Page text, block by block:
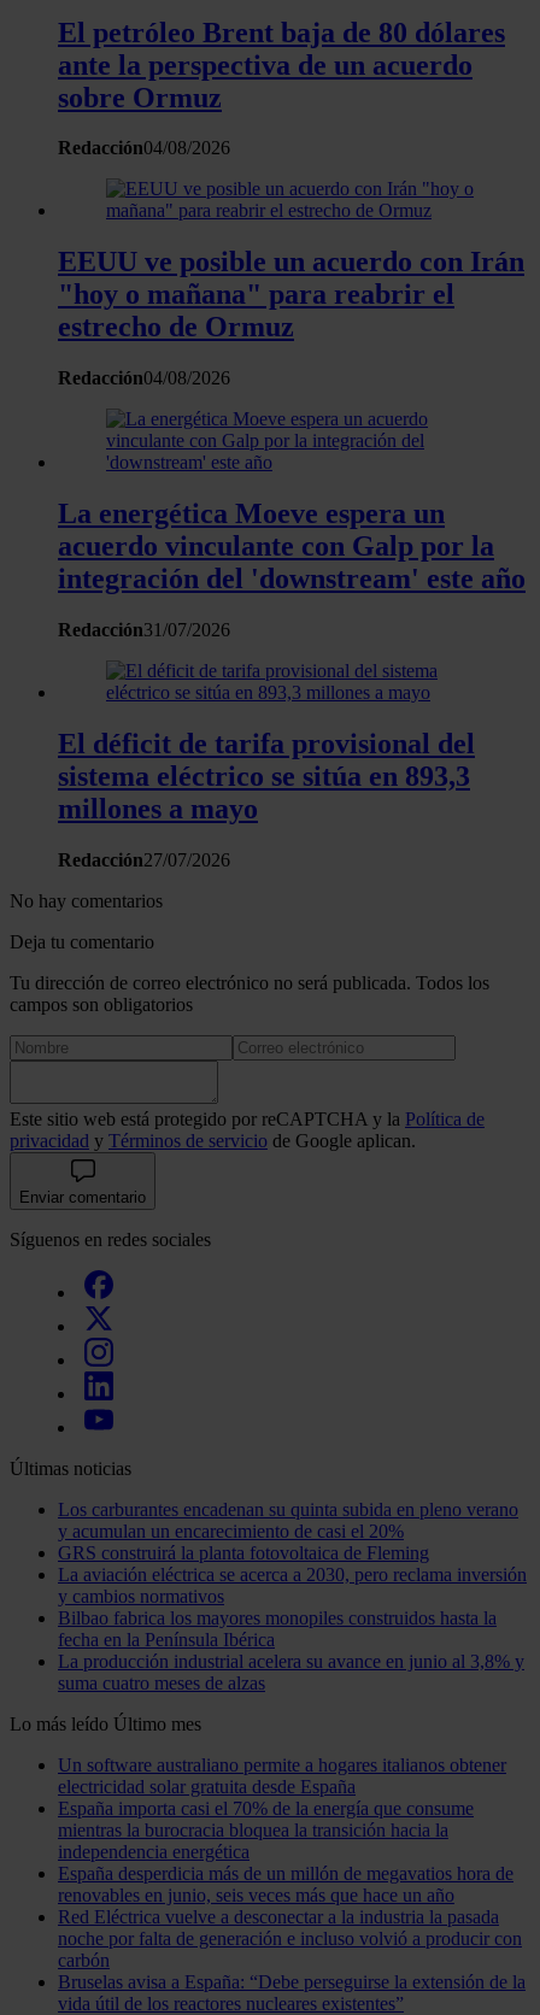
consentimiento en cualquier momento en la Declaración
de cookies.
el contenido y los anuncios, ofrecer funciones de redes
sociales y analizar el tráfico. Además, compartimos
información sobre el uso que haga del sitio web con
web, quienes pueden combinarla con otra información
que les haya proporcionado o que hayan recopilado a
partir del uso que haya hecho de sus servicios.
El petróleo Brent baja de 80 dólares
ante la perspectiva de un acuerdo
sobre Ormuz
Redacción04/08/2026
EEUU ve posible un acuerdo con Irán
"hoy o mañana" para reabrir el
estrecho de Ormuz
Redacción04/08/2026
La energética Moeve espera un
acuerdo vinculante con Galp por la
integración del 'downstream' este año
Redacción31/07/2026
El déficit de tarifa provisional del
sistema eléctrico se sitúa en 893,3
millones a mayo
Redacción27/07/2026
No hay comentarios
Deja tu comentario
Tu dirección de correo electrónico no será publicada. Todos los
campos son obligatorios
Este sitio web está protegido por reCAPTCHA y la Política de
privacidad y Términos de servicio de Google aplican.
Enviar comentario
Síguenos en redes sociales
Últimas noticias
Los carburantes encadenan su quinta subida en pleno verano
y acumulan un encarecimiento de casi el 20%
GRS construirá la planta fotovoltaica de Fleming
La aviación eléctrica se acerca a 2030, pero reclama inversión
y cambios normativos
Bilbao fabrica los mayores monopiles construidos hasta la
fecha en la Península Ibérica
La producción industrial acelera su avance en junio al 3,8% y
suma cuatro meses de alzas
Lo más leído Último mes
Un software australiano permite a hogares italianos obtener
electricidad solar gratuita desde España
España importa casi el 70% de la energía que consume
mientras la burocracia bloquea la transición hacia la
independencia energética
España desperdicia más de un millón de megavatios hora de
renovables en junio, seis veces más que hace un año
Red Eléctrica vuelve a desconectar a la industria la pasada
noche por falta de generación e incluso volvió a producir con
carbón
Bruselas avisa a España: “Debe perseguirse la extensión de la
vida útil de los reactores nucleares existentes”